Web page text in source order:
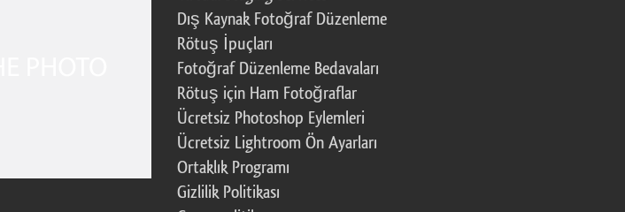
Dış Kaynak Fotoğraf Düzenleme
Rötuş İpuçları
Fotoğraf Düzenleme Bedavaları
Rötuş için Ham Fotoğraflar
Ücretsiz Photoshop Eylemleri
Ücretsiz Lightroom Ön Ayarları
Ortaklık Programı
Gizlilik Politikası